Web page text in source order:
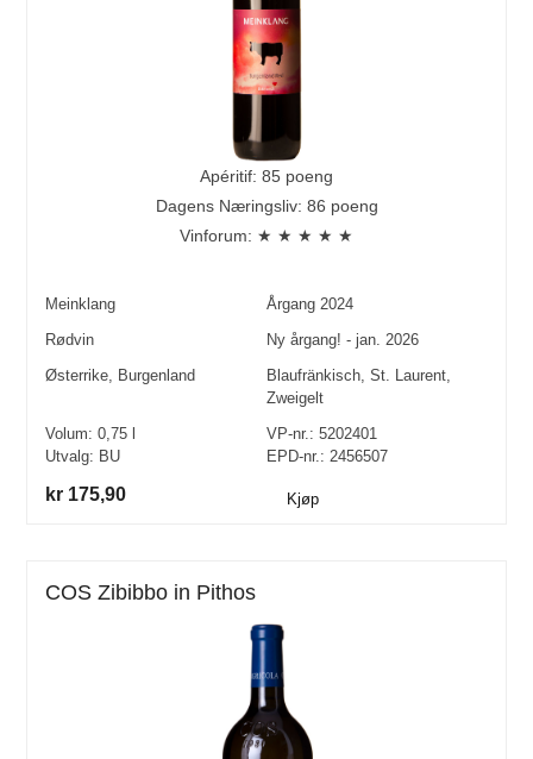
Apéritif: 85 poeng
Dagens Næringsliv: 86 poeng
Vinforum: ★ ★ ★ ★ ★
Meinklang Årgang 2024
Rødvin
Ny årgang! - jan. 2026
Østerrike, Burgenland Blaufränkisch, St. Laurent,
Zweigelt
Volum:0,75
Utvalg: BU
VP-nr.: 5202401
EPD-nr.: 2456507
kr 175,90 Kjøp
COS Zibibbo in Pithos